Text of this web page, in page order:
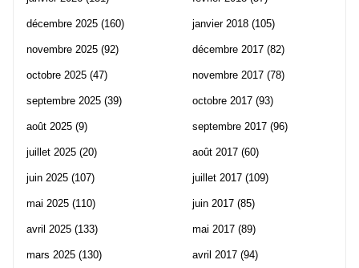
décembre 2025 (160)
novembre 2025 (92)
octobre 2025 (47)
septembre 2025 (39)
août 2025 (9)
juillet 2025 (20)
juin 2025 (107)
mai 2025 (110)
avril 2025 (133)
mars 2025 (130)
janvier 2018 (105)
décembre 2017 (82)
novembre 2017 (78)
octobre 2017 (93)
septembre 2017 (96)
août 2017 (60)
juillet 2017 (109)
juin 2017 (85)
mai 2017 (89)
avril 2017 (94)